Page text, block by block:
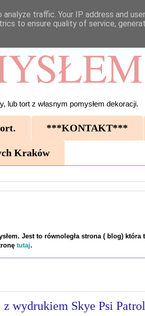
lub tort z własnym pomysłem dekoracji.
***KONTAKT***
Kraków
Jest to równoległa strona ( blog) która
tutaj.
wydrukiem Skye Psi
traffic. Your IP address and
to ensure quality of service,